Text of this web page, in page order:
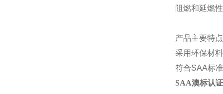
阻燃和延燃
产品主要特点
采用环保材
符合SAA标
SAA澳标认